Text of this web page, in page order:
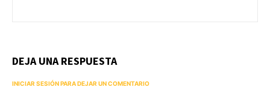
DEJA UNA RESPUESTA
INICIAR SESIÓN PARA DEJAR UN COMENTARIO